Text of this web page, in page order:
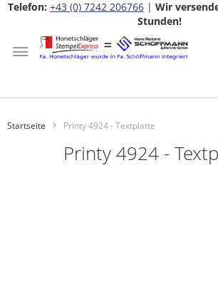
Telefon: +43 (0) 7242 206766| Wir
Stunden!
Zum
Inhalt
springen
Startseite Printy 4924 - Textplatte
Printy 4924 -